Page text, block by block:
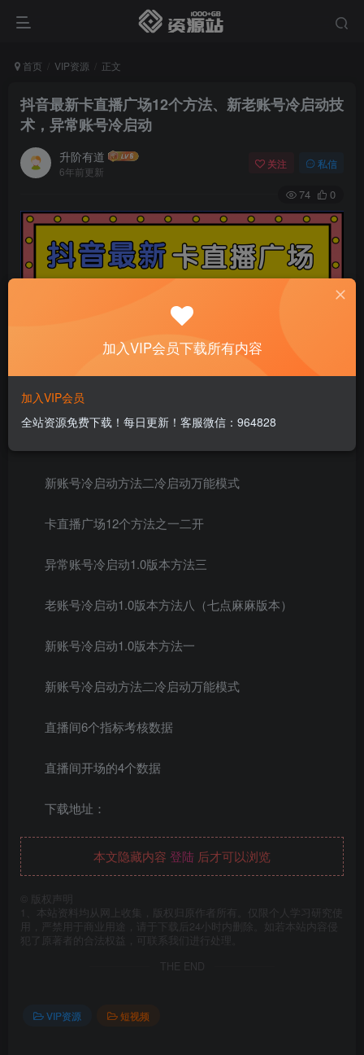
首页 VIP资源 正文
抖音最新卡直播广场12个方法、新老账号冷启动技
术，异常账号冷启动
升阶有道
6年前更新
关注 私信
74 0
抖音最新卡直播广场12个方法、新老账号冷启动冷启动
技术，异常账号冷启动！
新账号冷启动方法二冷启动万能模式
卡直播广场12个方法之一二开
异常账号冷启动1.0版本方法三
老账号冷启动1.0版本方法八（七点麻麻版本）
新账号冷启动1.0版本方法一
新账号冷启动方法二冷启动万能模式
直播间6个指标考核数据
直播间开场的4个数据
下载地址：
本文隐藏内容 登陆 后才可以浏览
版权声明
1、本站资料均从网上收集，版权归原作者所有。仅限个人学习研究使
用，严禁用于商业用途，请于下载后24小时内删除。如若本站内容侵
犯了原著者的合法权益，可联系我们进行处理。
THE END
VIP资源 短视频
加入VIP会员下载所有内容
加入VIP会员
全站资源免费下载！每日更新！客服微信：964828